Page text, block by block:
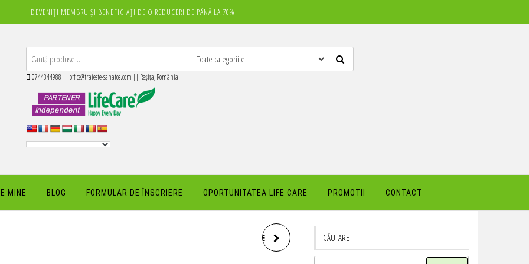
DEVENIȚI MEMBRU ȘI BENEFICIAȚI DE O REDUCERI DE PÂNĂ LA 70%
0744344988 || office@traieste-sanatos.com || Reșița, România
MINE BLOG FORMULAR DE ÎNSCRIERE OPORTUNITATEA LIFE CARE PROMOTII CONTACT
BIOTISSIMA® LIFTING EYE CĂUTARE